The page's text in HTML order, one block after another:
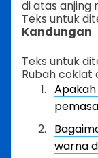
di atas anjing
Teks untuk
Kandungan
Teks untuk
Rubah coklat
warna